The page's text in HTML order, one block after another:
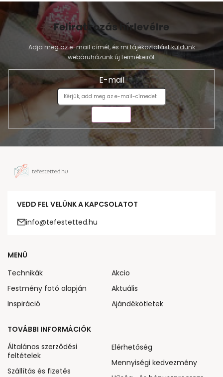
Feliratkozás hírlevélre
Adja meg az e-mail címét, és mi tájékoztatást küldünk
webáruházunk új termékeiről.
E-mail
VEDD FEL VELÜNK A KAPCSOLATOT
info@tefestetted.hu
MENÜ
Technikák
Festmény fotó alapján
Inspiráció
Akcio
Aktuális
Ajándékötletek
TOVÁBBI INFORMÁCIÓK
Általános szerződési
feltételek
Szállítás és fizetés
Elérhetőség
Mennyiségi kedvezmény